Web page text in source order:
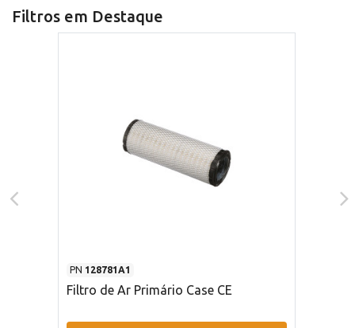
Filtros em Destaque
PN 128781A1
Filtro de Ar Primário Case CE